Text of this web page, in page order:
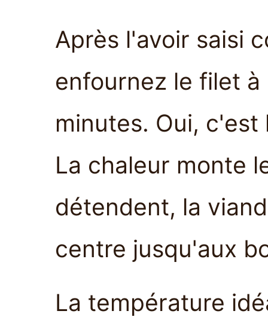
Après l'avoir saisi
enfournez le filet à
minutes. Oui,
La chaleur monte
détendent, la
centre jusqu'aux
La température